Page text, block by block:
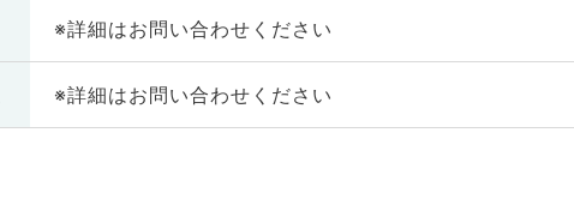
※詳細はお問い合わせください
※詳細はお問い合わせください